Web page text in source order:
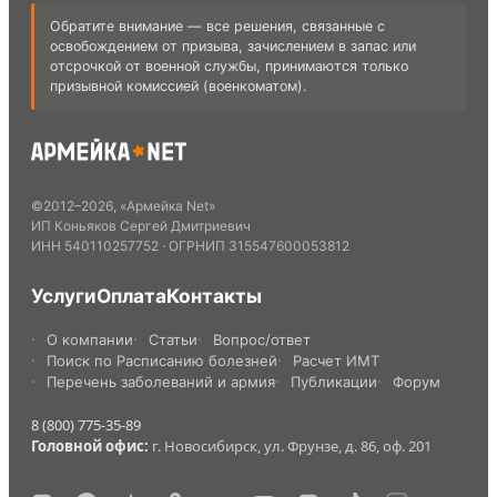
Обратите внимание — все решения, связанные с
освобождением от призыва, зачислением в запас или
отсрочкой от военной службы, принимаются только
призывной комиссией (военкоматом).
©2012–2026, «Армейка Net»
ИП Коньяков Сергей Дмитриевич
ИНН 540110257752 · ОГРНИП 315547600053812
УслугиОплатаКонтакты
О компании Статьи
Вопрос/ответ
Поиск по Расписанию болезней
Расчет ИМТ
Перечень заболеваний и армия
Публикации Форум
8 (800) 775-35-89
Головной офис: г. Новосибирск, ул. Фрунзе, д. 86, оф. 201